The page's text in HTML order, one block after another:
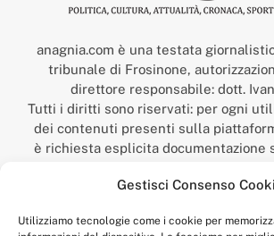
Gestisci Consenso
Utilizziamo tecnologie come i cookie per
anagnia.com è una testata
tribunale di Frosinone,
direttore responsabile: dott.
Tutti i diritti sono riservati: per ogni
dei contenuti presenti sulla
è richiesta esplicita documentazione
“Anagnia” è un marchio registrato
Economico,